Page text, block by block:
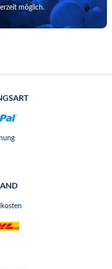
möglich.